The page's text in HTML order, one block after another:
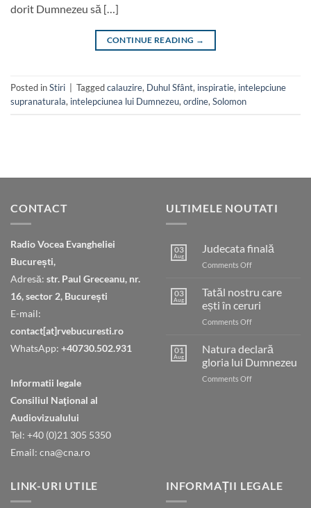
dorit Dumnezeu să […]
CONTINUE READING →
Posted inStiri Taggedcalauzire, Duhul Sfânt, inspiratie, intelepciune
supranaturala, intelepciunea lui Dumnezeu, ordine, Solomon
CONTACT
Radio Vocea Evangheliei
București,
Adresă: str. Paul Greceanu, nr.
16, sector 2, București
E-mail:
contact[at]rvebucuresti.ro
WhatsApp: +40730.502.931
Informatii legale
Consiliul Naţional al
Audiovizualului
Tel: +40 (0)21 305 5350
Email: cna@cna.ro
ULTIMELE NOUTATI
03
Aug
Judecata finală
Comments Offon
03
Aug
Tatăl nostru care
ești în ceruri
Comments Offon
nostru
care
ești
în
01
Aug
Natura declară
gloria lui Dumnezeu
Comments Offon
LINK-URI UTILE INFORMAȚII LEGALE